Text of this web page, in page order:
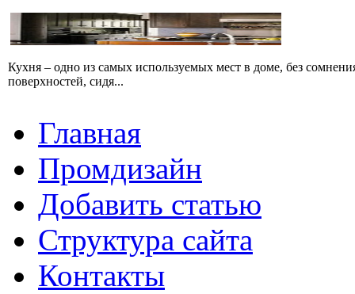
Кухня – одно из самых используемых мест в доме, без
поверхностей, сидя...
Главная
Промдизайн
Добавить статью
Структура сайта
Контакты